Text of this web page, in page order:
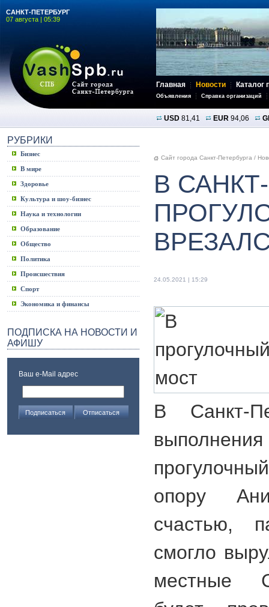
САНКТ-ПЕТЕРБУРГ
07 августа | 05:39
Главная Новости Каталог
Объявления Справка организаций
USD 81,41 EUR 94,06
РУБРИКИ
Бизнес
В мире
Здоровье
Культура и шоу-бизнес
Наука и технологии
Образование
Общество
Политика
Происшествия
Спорт
Экономика и финансы
ПОДПИСКА НА НОВОСТИ И
АФИШУ
Ваш e-Mail адрес
Сайт города Санкт-Петербурга /
В
24.05.2021 | 15:29
В Санкт-
опору
счастью,
смогло
местные